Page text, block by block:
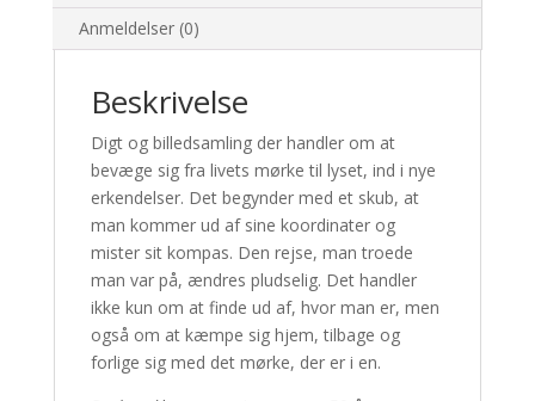
Anmeldelser (0)
Beskrivelse
Digt og billedsamling der handler om at
bevæge sig fra livets mørke til lyset, ind i nye
erkendelser. Det begynder med et skub, at
man kommer ud af sine koordinater og
mister sit kompas. Den rejse, man troede
man var på, ændres pludselig. Det handler
ikke kun om at finde ud af, hvor man er, men
også om at kæmpe sig hjem, tilbage og
forlige sig med det mørke, der er i en.